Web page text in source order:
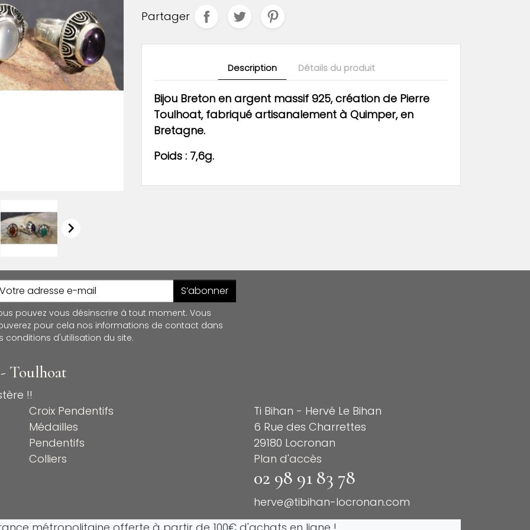

Partager
Description Détails du produit
Bijou Breton en argent massif 925, création de Pierre
Toulhoat, fabriqué artisanalement à Quimper,en
Bretagne.
Poids : 7,6g.
S’abonner
pouvez vous désinscrire à tout moment. Vous
pour cela nos informations de contact dans
conditions d'utilisation du site.
Toulhoat
!!
Croix Pendentifs
Médailles
Pendentifs
Colliers
Ti Bihan - Hervé Le Bihan
6 Rue des Charrettes
29180 Locronan
Plan d'accès
02 98 91 83 78
herve@tibihan-locronan.com